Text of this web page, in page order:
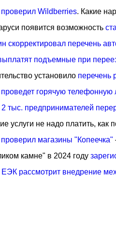
Wildberries. Какие
появится возможность
скорректировал перечень
подъемные при
установило перечень
горячую телефонную
2 тыс. предпринимателей
услуги не надо платить,
магазины "Копеечка"
камне" в 2024 году
рассмотрит внедрение